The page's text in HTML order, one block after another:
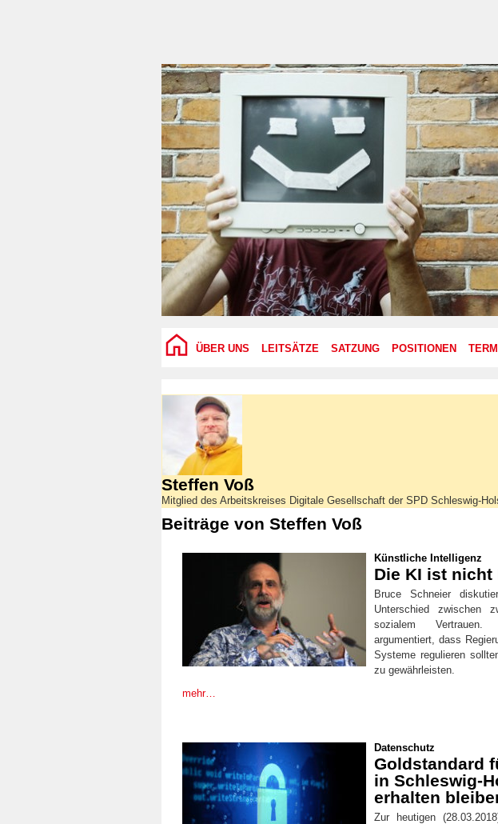
ÜBER UNS LEITSÄTZE SATZUNG POSITIONEN
Steffen Voß
Mitglied des Arbeitskreises Digitale Gesellschaft der SPD Schleswig-
Beiträge von Steffen Voß
Künstliche Intelligenz
Die KI ist nicht
Bruce Schneier
Unterschied zwischen
sozialem Vertrauen.
argumentiert, dass
Systeme regulieren
zu gewährleisten.
mehr…
Datenschutz
Goldstandard
in Schleswig-
erhalten
Zur heutigen